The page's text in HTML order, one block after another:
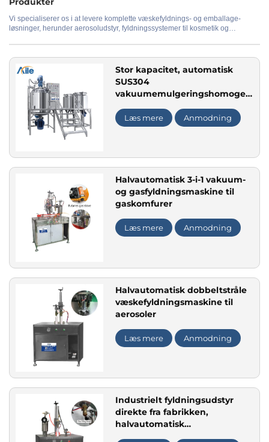
Anvendelse
Vi specialiserer os i at levere komplette væskefyldnings- og emballage-
løsninger, herunder aerosoludstyr, fyldningssystemer til kosmetik og
Vores tilbud omfatter både enkeltmaskiner og fuldt automatiserede
produktionslinjer, og vi tilbyder tilpasning efter specifikke produktionsbehov
og materialekrav.
Stor kapacitet, automatisk
SUS304
pumpe, motor, fast enhed
Læs mere Anmodning
Halvautomatisk 3-i-1 vakuum-
og gasfyldningsmaskine til
gaskomfurer
Læs mere Anmodning
Halvautomatisk dobbeltstråle
væskefyldningsmaskine til
aerosoler
Læs mere Anmodning
Industrielt fyldningsudstyr
direkte fra fabrikken,
halvautomatisk